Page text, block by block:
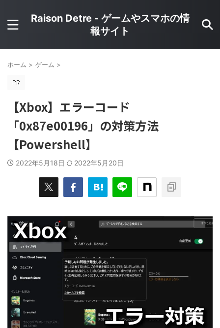
Raison Detre - ゲームやスマホの情
報サイト
ホーム > ゲーム >
【Xbox】エラーコード
「0x87e00196」の対策方法
【Powershell】
2022年5月18日 2022年5月20日